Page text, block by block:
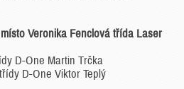
Veronika Fenclová třída Laser
D-One Martin Trčka
D-One Viktor Teplý